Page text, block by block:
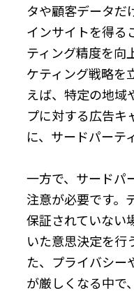
タや顧客データだ
インサイトを得る
ティング精度を向
ケティング戦略を
えば、特定の地域
プに対する広告キ
に、サードパーテ
一方で、サードパ
注意が必要です。
保証されていない
いた意思決定を行
た、プライバシー
が厳しくなる中で